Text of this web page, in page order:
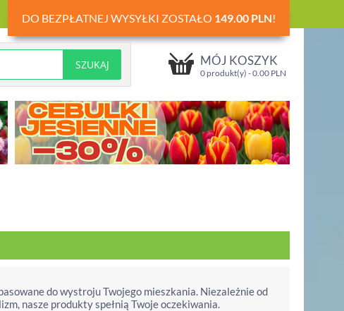
DO BEZPŁATNEJ WYSYŁKI ZOSTAŁO 149.00 PLN!
MÓJ KOSZYK
0 produkt(y) -0.00 PLN
do wystroju Twojego mieszkania. Niezależnie od
nasze produkty spełnią Twoje oczekiwania.